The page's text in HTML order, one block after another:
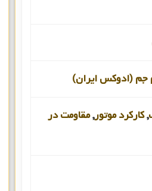
جم (ادوکس ایران)
,کارکرد موتور,مقاومت در